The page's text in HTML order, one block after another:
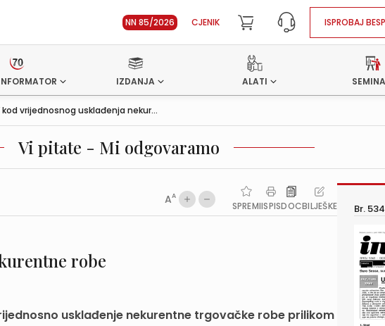
NN 85/2026 CJENIK ISPROBAJ
IZDANJA ALATI
kod vrijednosnog usklađenja nekur...
Vi pitate - Mi odgovaramo
AA
SPREMIISPISDOCBILJEŠKE
robe
usklađenje nekurentne trgovačke robe prilikom
Br.